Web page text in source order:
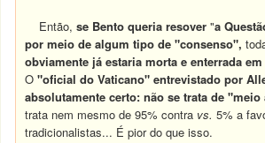
Então,se Bento queria resover"a
por meio de algum tipo de "consenso",
obviamente já estaria morta e enterrada
O"oficial do Vaticano" entrevistado por
absolutamente certo: não se trata de
trata nem mesmo de 95% contra vs. 5% a
tradicionalistas... É pior do que isso.